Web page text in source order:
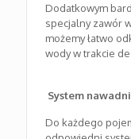
Dodatkowym
specjalny zawór
możemy łatwo
wody w trakcie
System
Do każdego